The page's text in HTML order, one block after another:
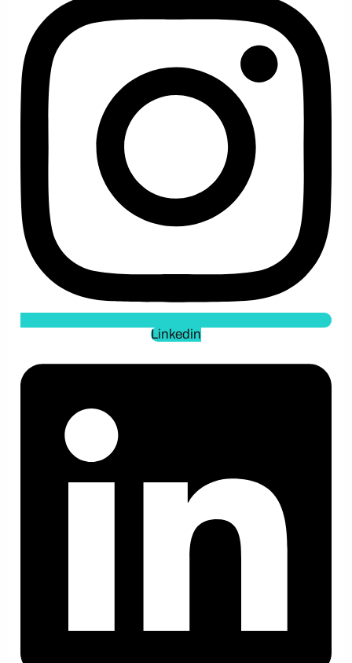
Linkedin